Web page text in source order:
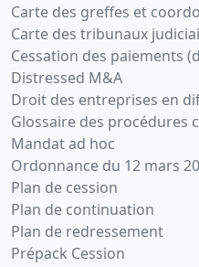
Carte des greffes et
Carte des tribunaux
Cessation des paiements
Distressed M&A
Droit des entreprises en
Glossaire des procédures
Mandat ad hoc
Ordonnance du 12 mars
Plan de cession
Plan de continuation
Plan de redressement
Prépack Cession